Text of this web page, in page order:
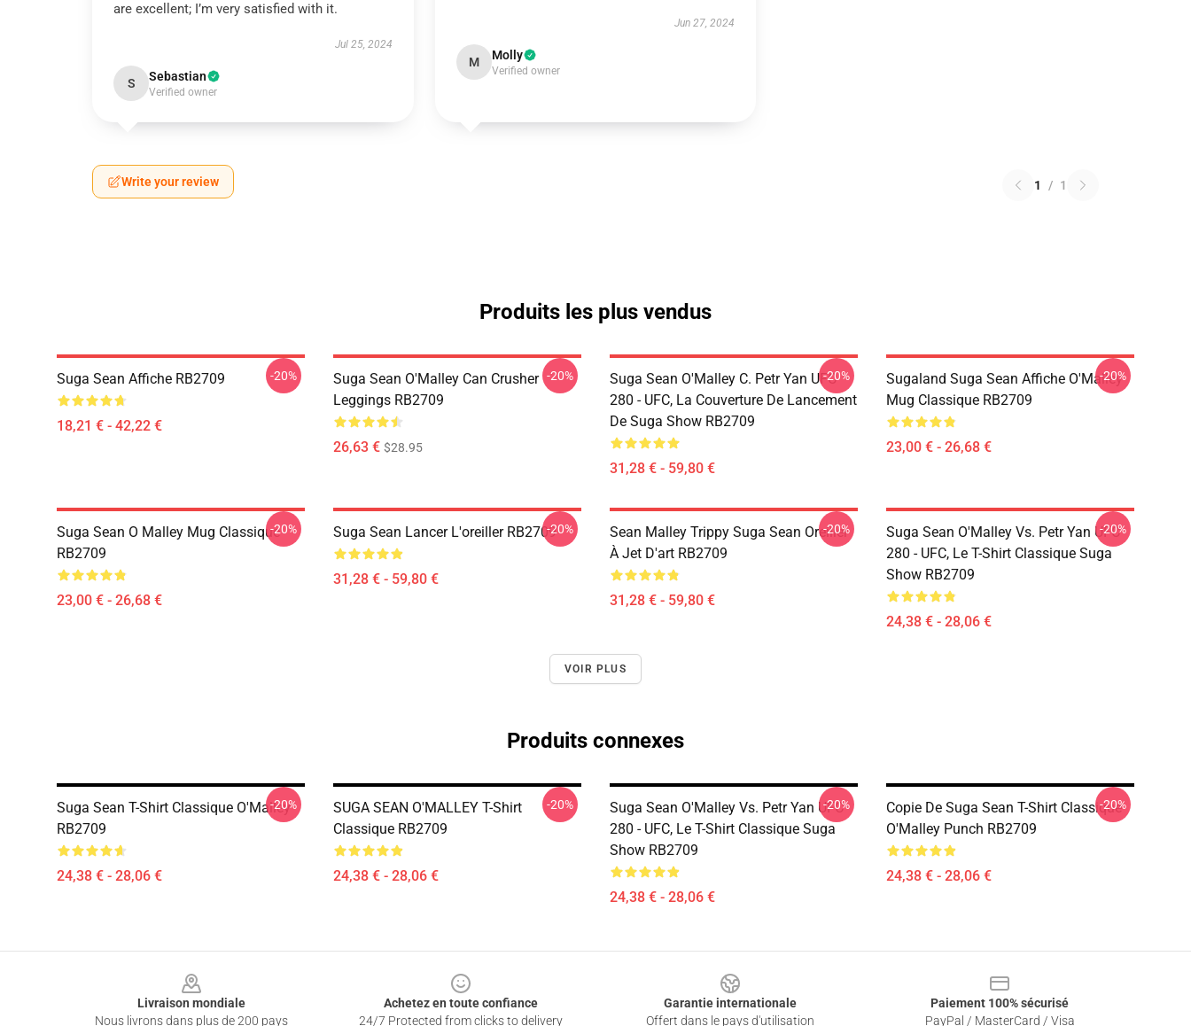
are excellent; I’m very satisfied with it.
Jul 25, 2024
S Sebastian
Verified owner
Jun 27, 2024
M Molly
Verified owner
Write your review 1 / 1
Produits les plus vendus
Suga Sean Affiche RB2709
18,21 € - 42,22 €
-20%
Suga Sean O'Malley Can Crusher
Leggings RB2709
26,63 € $28.95
-20%
Suga Sean O'Malley C. Petr Yan UFC
280 - UFC, La Couverture De Lancement
De Suga Show RB2709
31,28 € - 59,80 €
-20%
Sugaland Suga Sean Affiche O'Malley
Mug Classique RB2709
23,00 € - 26,68 €
-20%
Suga Sean O Malley Mug Classique
RB2709
23,00 € - 26,68 €
-20% Suga Sean Lancer L'oreiller RB2709
31,28 € - 59,80 €
-20%
Sean Malley Trippy Suga Sean Oreiller
À Jet D'art RB2709
31,28 € - 59,80 €
-20%
Suga Sean O'Malley Vs. Petr Yan UFC
280 - UFC, Le T-Shirt Classique Suga
Show RB2709
24,38 € - 28,06 €
-20%
VOIR PLUS
Produits connexes
Suga Sean T-Shirt Classique O'Malley
RB2709
24,38 € - 28,06 €
-20%
SUGA SEAN O'MALLEY T-Shirt
Classique RB2709
24,38 € - 28,06 €
-20%
Suga Sean O'Malley Vs. Petr Yan UFC
280 - UFC, Le T-Shirt Classique Suga
Show RB2709
24,38 € - 28,06 €
-20%
Copie De Suga Sean T-Shirt Classique
O'Malley Punch RB2709
24,38 € - 28,06 €
-20%
Livraison mondiale
Nous livrons dans plus de 200 pays
Achetez en toute confiance
24/7 Protected from clicks to delivery
Garantie internationale
Offert dans le pays d'utilisation
Paiement 100% sécurisé
PayPal / MasterCard / Visa